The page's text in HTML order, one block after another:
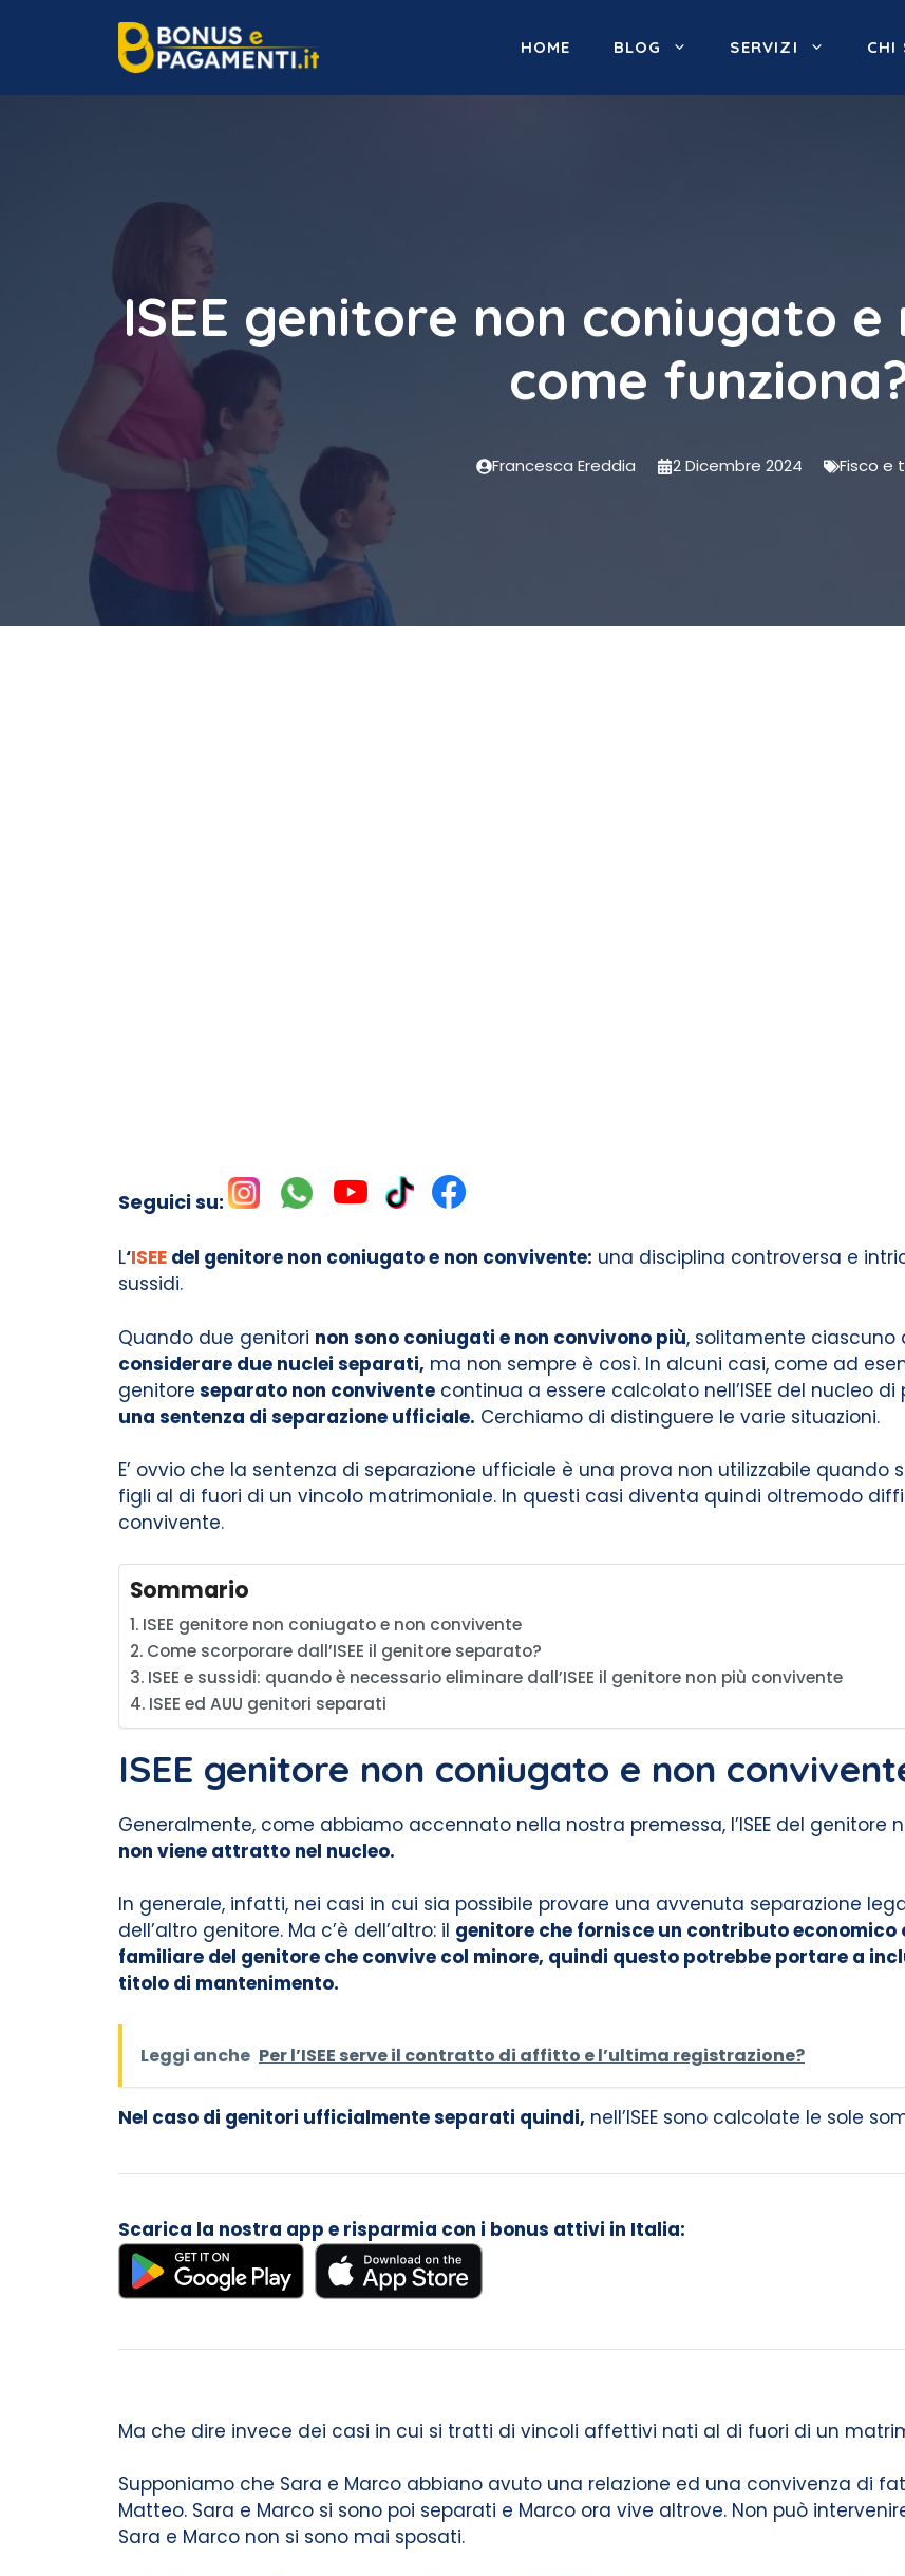
HOME BLOG SERVIZI CHI
ISEE genitore non coniugato
come
Francesca Ereddia 2 Dicembre 2024 Fisco e
Seguici su:
L‘ISEE del genitore non coniugato e non convivente: una disciplina controversa e
sussidi.
Quando due genitori non sono coniugati e non convivono più, solitamente ciascuno
considerare due nuclei separati, ma non sempre è così. In alcuni casi, come ad
genitore separato non convivente continua a essere calcolato nell’ISEE del nucleo di
una sentenza di separazione ufficiale. Cerchiamo di distinguere le varie situazioni.
E’ ovvio che la sentenza di separazione ufficiale è una prova non utilizzabile
figli al di fuori di un vincolo matrimoniale. In questi casi diventa quindi oltremodo
convivente.
Sommario
ISEE genitore non coniugato e non convivente
Come scorporare dall’ISEE il genitore separato?
ISEE e sussidi: quando è necessario eliminare dall’ISEE il genitore non più convivente
ISEE ed AUU genitori separati
ISEE genitore non coniugato e non
Generalmente, come abbiamo accennato nella nostra premessa, l’ISEE del
non viene attratto nel nucleo.
In generale, infatti, nei casi in cui sia possibile provare una avvenuta separazione
dell’altro genitore. Ma c’è dell’altro: il genitore che fornisce un contributo economico
familiare del genitore che convive col minore, quindi questo potrebbe portare a
titolo di mantenimento.
Leggi anche Per l’ISEE serve il contratto di affitto e l’ultima registrazione?
Nel caso di genitori ufficialmente separati quindi, nell’ISEE sono calcolate le sole
Scarica la nostra app e risparmia con i bonus attivi in Italia:
Ma che dire invece dei casi in cui si tratti di vincoli affettivi nati al di fuori di un
Supponiamo che Sara e Marco abbiano avuto una relazione ed una convivenza di
Matteo. Sara e Marco si sono poi separati e Marco ora vive altrove. Non può
Sara e Marco non si sono mai sposati.